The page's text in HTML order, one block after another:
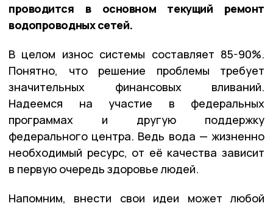
проводится в основном текущий ремонт
водопроводных сетей.
В целом износ системы составляет 85-90%.
Понятно, что решение проблемы требует
значительных финансовых вливаний.
Надеемся на участие в федеральных
программах и другую поддержку
федерального центра. Ведь вода — жизненно
необходимый ресурс, от её качества зависит
в первую очередь здоровье людей.
Напомним, внести свои идеи может любой